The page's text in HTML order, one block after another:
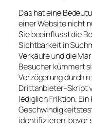
Das hat eine
einer Website nicht
Sie beeinflusst die
Sichtbarkeit in
Verkäufe und die
Besucher kümmert
Verzögerung durch
Drittanbieter-Skript
lediglich Friktion.
identifizieren, bevor